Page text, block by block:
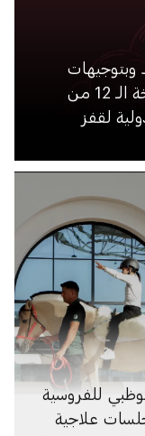
وبتوجيهات
من فاطمة بنت هزاع بن زايد.. النسخة الـ 12 من
لقفز
للفروسية
علاجية